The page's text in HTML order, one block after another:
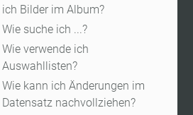
ich Bilder im Album?
Wie suche ich ...?
Wie verwende ich
Auswahllisten?
Wie kann ich Änderungen im
Datensatz nachvollziehen?